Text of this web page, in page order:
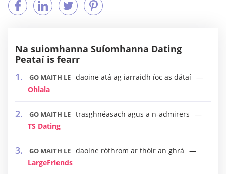
Na suiomhanna Suíomhanna Dating
Peataí is fearr
GO MAITH LE daoine atá ag iarraidh íoc as dátaí
Ohlala
GO MAITH LE trasghnéasach agus a n-admirers
TS Dating
GO MAITH LE daoine róthrom ar thóir an ghrá
LargeFriends